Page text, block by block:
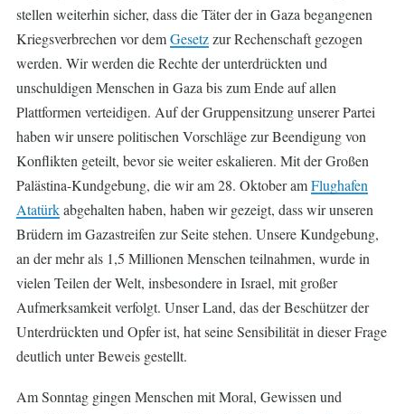
stellen weiterhin sicher, dass die Täter der in Gaza begangenen
Kriegsverbrechen vor demGesetzzur Rechenschaft gezogen
werden. Wir werden die Rechte der unterdrückten und
unschuldigen Menschen in Gaza bis zum Ende auf allen
Plattformen verteidigen. Auf der Gruppensitzung unserer Partei
haben wir unsere politischen Vorschläge zur Beendigung von
Konflikten geteilt, bevor sie weiter eskalieren. Mit der Großen
Palästina-Kundgebung, die wir am 28. Oktober amFlughafen
Atatürkabgehalten haben, haben wir gezeigt, dass wir unseren
Brüdern im Gazastreifen zur Seite stehen. Unsere Kundgebung,
an der mehr als 1,5 Millionen Menschen teilnahmen, wurde in
vielen Teilen der Welt, insbesondere in Israel, mit großer
Aufmerksamkeit verfolgt. Unser Land, das der Beschützer der
Unterdrückten und Opfer ist, hat seine Sensibilität in dieser Frage
deutlich unter Beweis gestellt.
Am Sonntag gingen Menschen mit Moral, Gewissen und